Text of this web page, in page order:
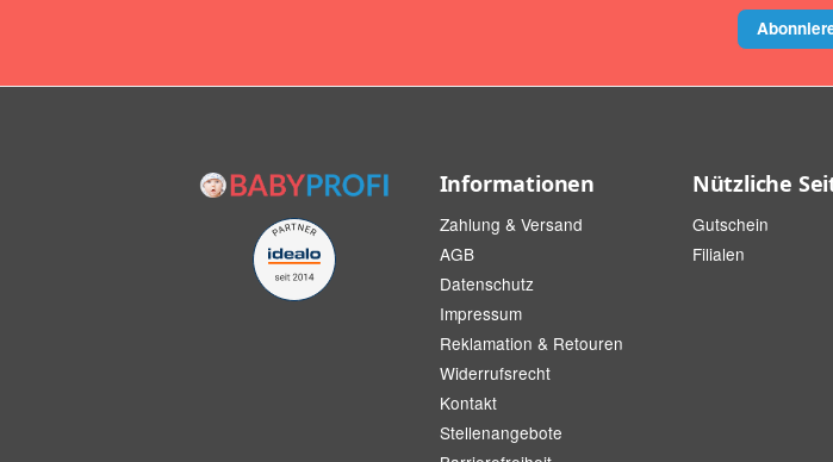
Informationen
Zahlung & Versand
AGB
Datenschutz
Impressum
Reklamation & Retouren
Widerrufsrecht
Kontakt
Stellenangebote
Nützliche
Gutschein
Filialen